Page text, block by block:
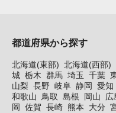
都道府県から探す
北海道(東部) 北海道(西部)
城 栃木 群馬 埼玉 千葉
山梨 長野 岐阜 静岡 愛知
和歌山 鳥取 島根 岡山 広
岡
佐賀 長崎 熊本 大分